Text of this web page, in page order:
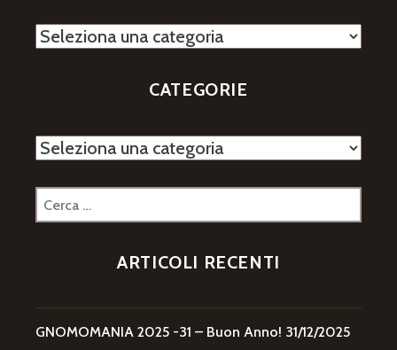
Categorie
CATEGORIE
Categorie
Ricerca
per:
ARTICOLI RECENTI
GNOMOMANIA 2025 -31 – Buon Anno! 31/12/2025